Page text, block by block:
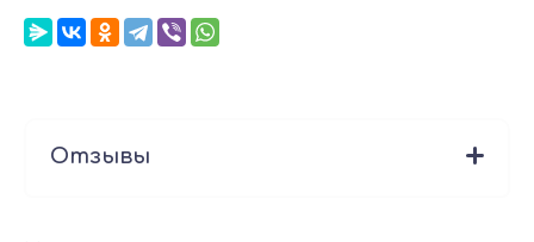
Отзывы